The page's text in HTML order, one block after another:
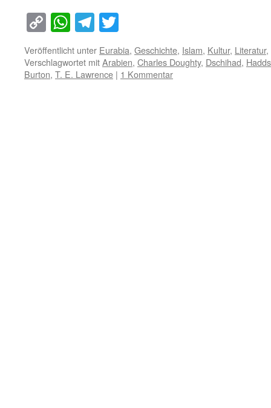
Copy
Link
WhatsApp
Telegram
Veröffentlicht unter Eurabia, Geschichte, Islam, Kultur, Literatur,
Verschlagwortet mitArabien, Charles Doughty, Dschihad,
Burton, T. E. Lawrence | 1 Kommentar